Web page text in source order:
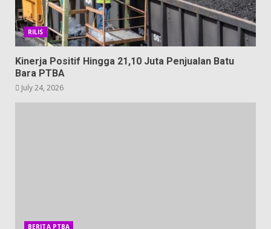
RILIS
Kinerja Positif Hingga 21,10 Juta Penjualan Batu
Bara PTBA
July 24, 2026
BERITA PTBA